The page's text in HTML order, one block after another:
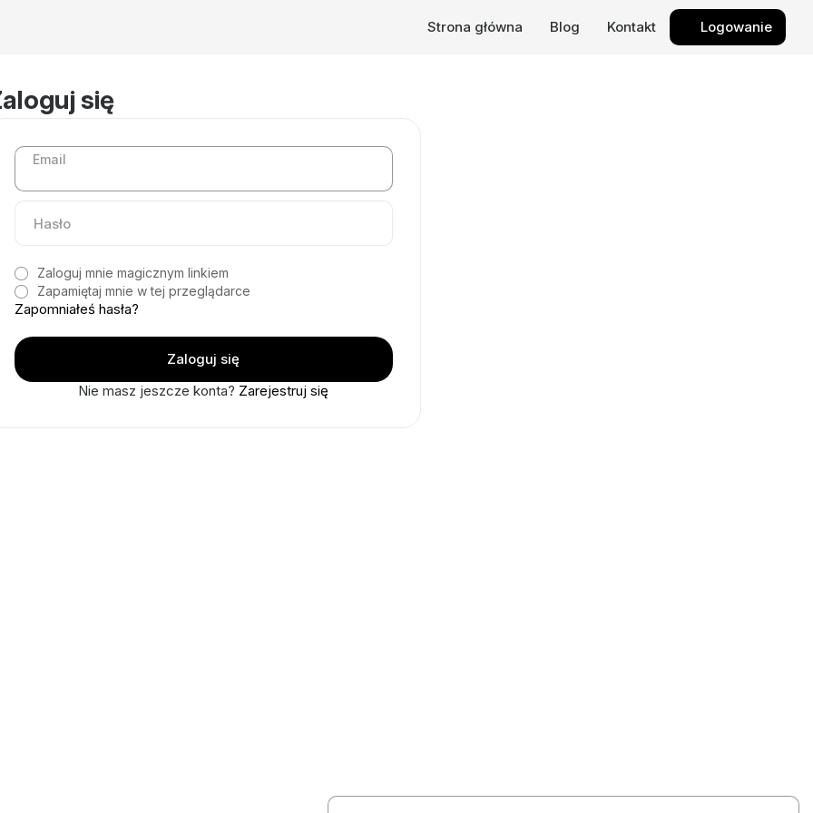
Strona główna Blog Kontakt Logowanie
się
Email
Zaloguj mnie magicznym linkiem
Zapamiętaj mnie w tej przeglądarce
Zapomniałeś hasła?
Nie masz jeszcze konta? Zarejestruj się